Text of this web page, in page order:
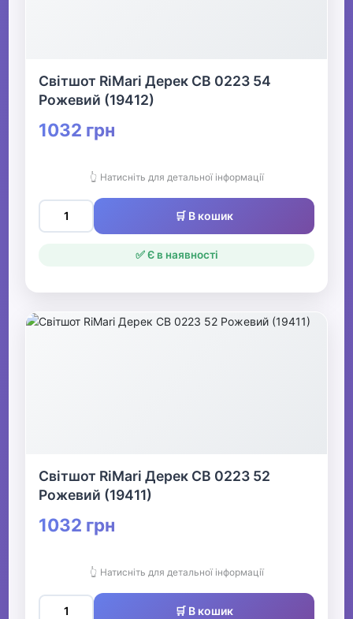
Світшот RiMari Дерек СВ 0223 54
Рожевий (19412)
1032 грн
👆 Натисніть для детальної інформації
🛒 В кошик
✅ Є в наявності
Світшот RiMari Дерек СВ 0223 52
Рожевий (19411)
1032 грн
👆 Натисніть для детальної інформації
🛒 В кошик